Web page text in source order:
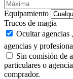
Equipamiento
Trucos de magia
Ocultar agencias
agencias y
Sin comisión de
particulares o
comprador.